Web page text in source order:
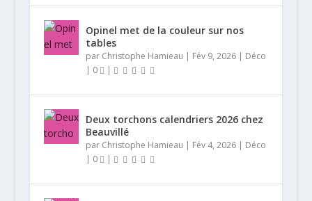
Opinel met de la couleur sur nos
tables
par Christophe Hamieau | Fév 9, 2026| Déco
| 0 |
Deux torchons calendriers 2026 chez
Beauvillé
par Christophe Hamieau | Fév 4, 2026| Déco
| 0 |